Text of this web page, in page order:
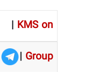
| KMS on
| Group